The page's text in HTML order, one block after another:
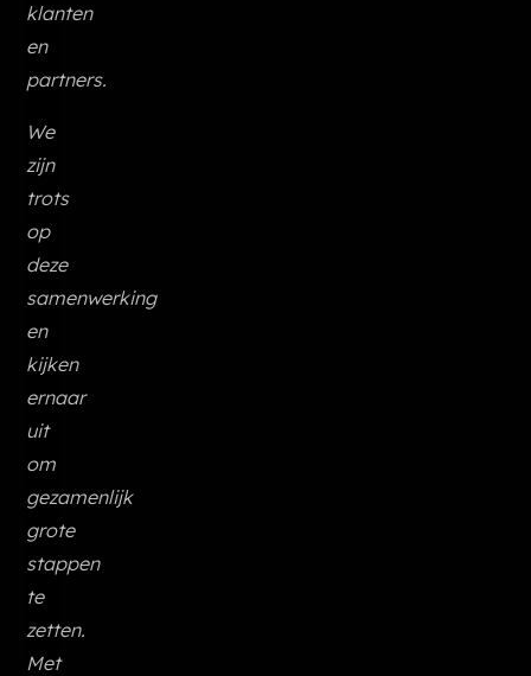
klanten
en
partners.
We
zijn
trots
op
deze
samenwerking
en
kijken
ernaar
uit
om
gezamenlijk
grote
stappen
te
zetten.
Met